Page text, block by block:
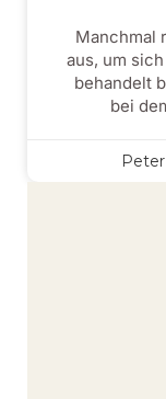
Manchmal
aus, um
behandelt
bei